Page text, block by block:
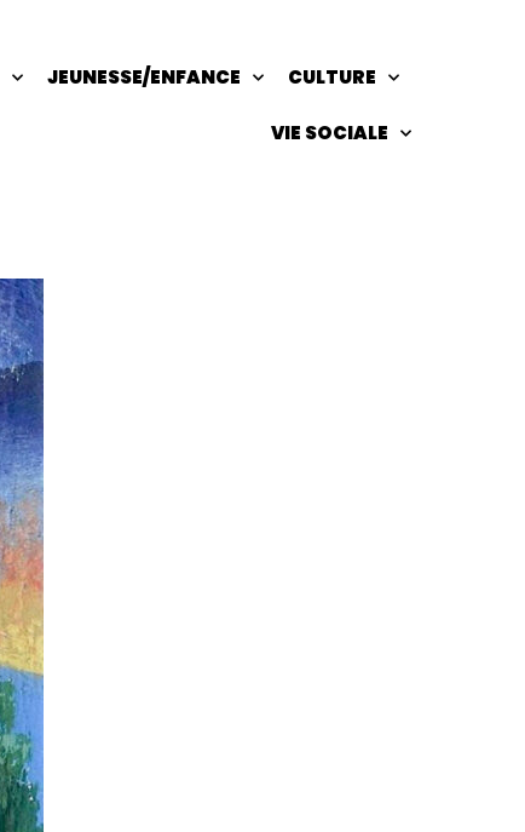
JEUNESSE/ENFANCE CULTURE
VIE SOCIALE